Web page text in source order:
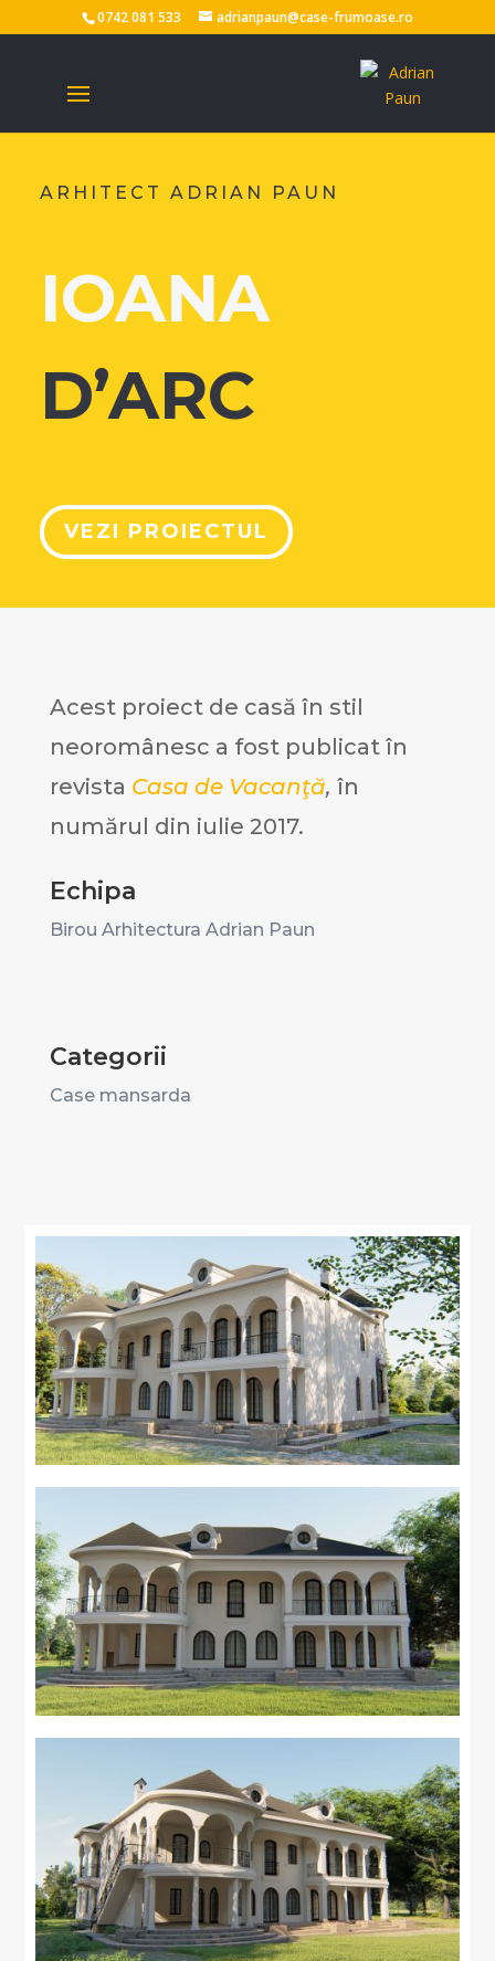
0742 081 533 adrianpaun@case-frumoase.ro
ARHITECT ADRIAN PAUN
IOANA
D’ARC
VEZI PROIECTUL
Acest proiect de casă în stil
neoromânesc a fost publicat în
revista Casa de Vacanţă, în
numărul din iulie 2017.
Echipa
Birou Arhitectura Adrian Paun
Categorii
Case mansarda